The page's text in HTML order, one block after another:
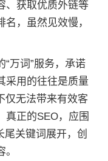
、获取优质外链等
，虽然见效慢，
万词”服务，承诺
采用的往往是质量
仅无法带来有效客
真正的SEO，应围
尾关键词展开，创